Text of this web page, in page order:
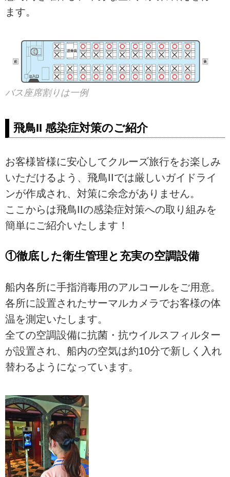
ます。
バス座席割りは一例
飛鳥II 感染症対策のご紹介
お客様皆様に安心してクルーズ旅行をお楽しみ
いただけるよう、飛鳥IIでは厳しいガイドライ
ンが作成され、対策に余念がありません。
ここからは飛鳥IIの感染症対策への取り組みを
簡単にご紹介いたします！
①徹底した衛生管理と充実の空調設備
船内各所に手指消毒用のアルコールをご用意。
各所に設置されたサーマルカメラでお客様の体
温を測定いたします。
全ての空調設備に抗菌・抗ウイルスフィルター
が設置され、船内の空気は約10分で新しく入れ
替わるようになっています。